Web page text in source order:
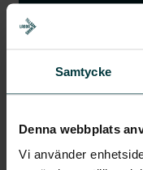
Samtycke
Denna webbplats
Vi använder